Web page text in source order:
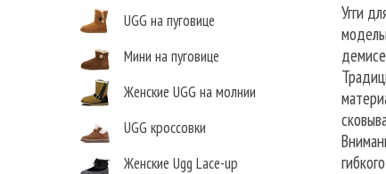
UGG на пуговице
Мини на пуговице
Женские UGG на молнии
UGG кроссовки
Женские Ugg Lace-up
Угги